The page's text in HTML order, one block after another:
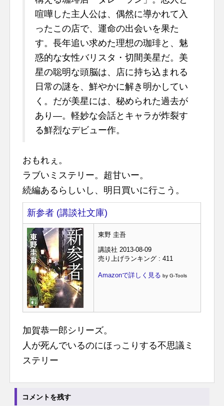
喧嘩した主人公は、偶然に導かれて入
ったこの店で、運命の出会いを果た
す。長年追い求めた理想の珈琲と、魅
惑的な女性バリスタ・切間美星だ。美
星の聡明な頭脳は、店に持ち込まれる
日常の謎を、鮮やかに解き明かしてい
く。だが美星には、秘められた過去が
あり―。軽妙な会話とキャラが炸裂す
る鮮烈なデビュー作。
おもれぇ。
ラブいミステリー。超甘いー。
続編あるらしいし、明日買いに行こう。
新参者 (講談社文庫)
東野 圭吾
講談社 2013-08-09
売り上げランキング : 411
Amazonで詳しく見る by G-Tools
加賀恭一郎シリーズ。
人が死んでいるのにほっこりする不思議ミ
ステリー
コメントを残す